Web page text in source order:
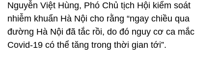
Nguyễn Việt Hùng, Phó Chủ tịch Hội kiểm soát
nhiễm khuẩn Hà Nội cho rằng “ngay chiều qua
đường Hà Nội đã tắc rồi, do đó nguy cơ ca mắc
Covid-19 có thể tăng trong thời gian tới”.